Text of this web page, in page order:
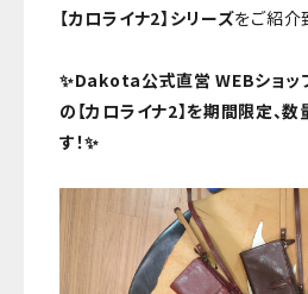
【カロライナ2】シリーズをご紹介
✨Dakota公式直営 WEBショッ
の【カロライナ2】を期間限定、
す！✨